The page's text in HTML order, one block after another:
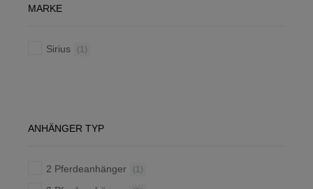
MARKE
Sirius (1)
ANHÄNGER TYP
2 Pferdeanhänger (1)